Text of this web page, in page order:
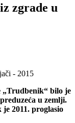
zgrade u
„Trudbenik“ bilo je
u zemlji.
2011. proglasio